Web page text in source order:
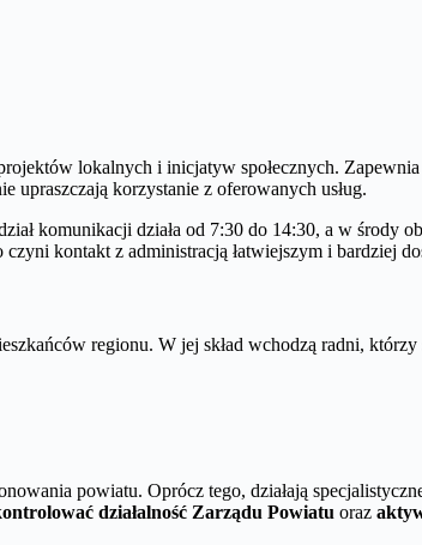
lokalnych i inicjatyw społecznych.
upraszczają korzystanie z oferowanych usług.
komunikacji działa od 7:30 do 14:30, a w środy
kontakt z administracją łatwiejszym i bardziej
regionu. W jej skład wchodzą radni,
powiatu. Oprócz tego, działają
działalność Zarządu Powiatu oraz